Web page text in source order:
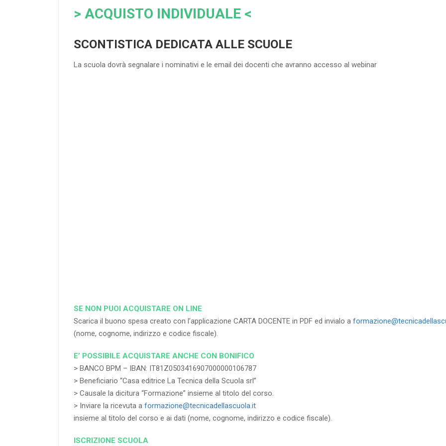
> ACQUISTO INDIVIDUALE <
SCONTISTICA DEDICATA ALLE SCUOLE
La scuola dovrà segnalare i nominativi e le email dei docenti che avranno accesso al webinar
SE NON PUOI ACQUISTARE ON LINE
Scarica il buono spesa creato con l’applicazione CARTA DOCENTE in PDF ed invialo a
(nome, cognome, indirizzo e codice fiscale).
E’ POSSIBILE ACQUISTARE ANCHE CON BONIFICO
> BANCO BPM – IBAN: IT81Z0503416907000000106787
> Beneficiario “Casa editrice La Tecnica della Scuola srl”
> Causale la dicitura “Formazione” insieme al titolo del corso.
> Inviare la ricevuta a formazione@tecnicadellascuola.it
insieme al titolo del corso e ai dati (nome, cognome, indirizzo e codice fiscale).
ISCRIZIONE SCUOLA